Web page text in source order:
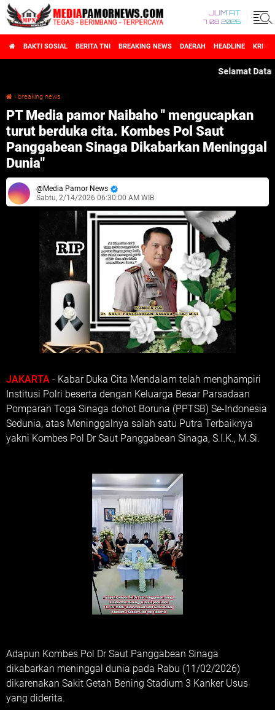
JUM'AT
7 08 2026
BAKTI SOSIAL BERITA TNI BREAKING NEWS DAERAH HEADLINE
Selamat Datang di
› breaking news
PT Media pamor Naibaho " mengucapkan
turut berduka cita. Kombes Pol Saut
Panggabean Sinaga Dikabarkan Meninggal
Dunia"
Media Pamor News
Sabtu, 2/14/2026 06:30:00 AM WIB
JAKARTA - Kabar Duka Cita Mendalam telah menghampiri
Institusi Polri beserta dengan Keluarga Besar Parsadaan
Pomparan Toga Sinaga dohot Boruna (PPTSB) Se-Indonesia
Sedunia, atas Meninggalnya salah satu Putra Terbaiknya
yakni Kombes Pol Dr Saut Panggabean Sinaga, S.I.K., M.Si.
Adapun Kombes Pol Dr Saut Panggabean Sinaga
dikabarkan meninggal dunia pada Rabu (11/02/2026)
dikarenakan Sakit Getah Bening Stadium 3 Kanker Usus
yang diderita.